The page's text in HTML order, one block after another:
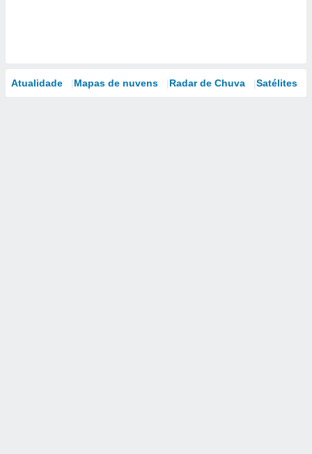
Atualidade Mapas de nuvens Radar de Chuva Satélites